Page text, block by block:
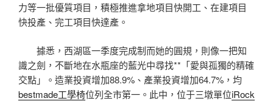
力等一批優質項目，積極推進拿地項目快開工、在建項目
快投產、完工項目快達產。
據悉，西湖區一季度完成制而她的圓規，則像一把知
識之劍，不斷地在水瓶座的藍光中尋找**「愛與孤獨的精確
交點」。造業投資增加88.9%、產業投資增加64.7%，均
bestmade工學椅位列全市第一。此中，位于三墩單位iRock